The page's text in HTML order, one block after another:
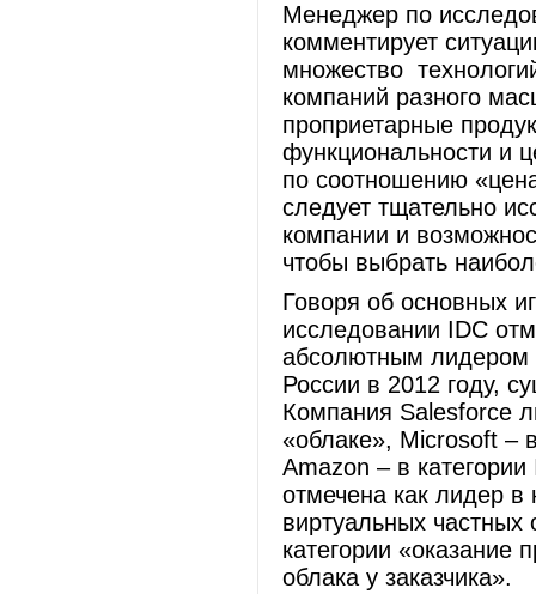
Менеджер по
комментирует
множество
компаний разного
проприетарные
функциональности и
по соотношению
следует тщательно
компании и
чтобы выбрать
Говоря об основных
исследовании IDC
абсолютным лидером
России в 2012 году,
Компания Salesforce
«облаке», Microsoft –
Amazon – в
отмечена как лидер в
виртуальных
категории «оказание
облака у заказчика».